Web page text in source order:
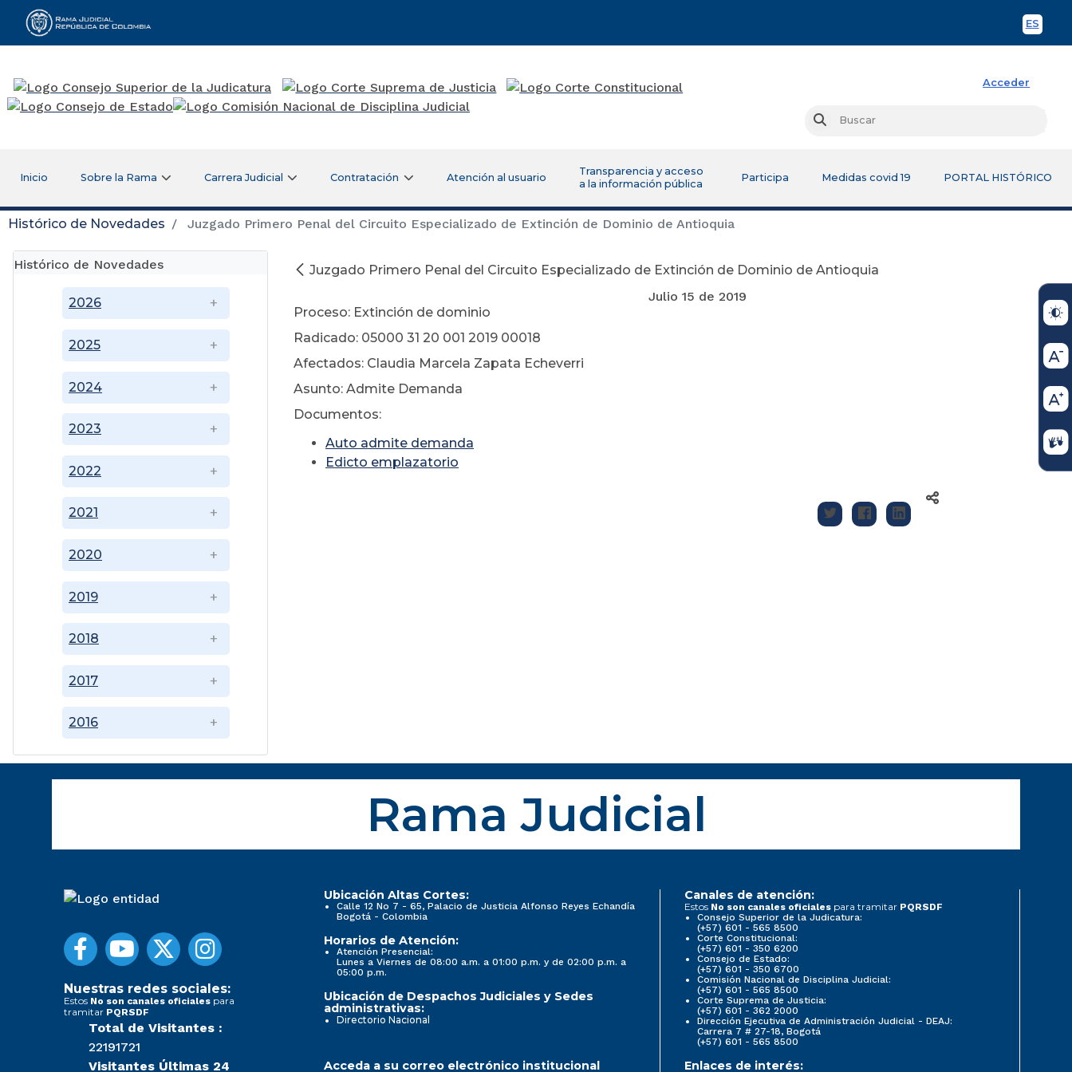
ES
Rama Judicial
Acceder
Buscar
Inicio Sobre la Rama Carrera Judicial Contratación Atención al usuario
Transparencia y acceso
a la información pública
Participa Medidas covid 19 PORTAL HISTÓRICO
Histórico de Novedades Juzgado Primero Penal del Circuito Especializado de Extinción de Dominio de Antioquia
Histórico de Novedades
2016
2017
2018
2019
2020
2021
2022
2023
2024
2025
2026
Juzgado Primero Penal del Circuito Especializado de Extinción de Dominio de Antioquia
Julio 15 de 2019
Proceso: Extinción de dominio
Radicado: 05000 31 20 001 2019 00018
Afectados: Claudia Marcela Zapata Echeverri
Asunto: Admite Demanda
Documentos:
Auto admite demanda
Edicto emplazatorio
Rama Judicial
Nuestras redes sociales:
Estos No son canales oficiales para
tramitar PQRSDF
Total de Visitantes :
22191721
Visitantes Últimas 24
Ubicación Altas Cortes:
Calle 12 No 7 - 65, Palacio de Justicia Alfonso Reyes Echandía
Bogotá - Colombia
Horarios de Atención:
Atención Presencial:
Lunes a Viernes de 08:00 a.m. a 01:00 p.m. y de 02:00 p.m. a
05:00 p.m.
Ubicación de Despachos Judiciales y Sedes
administrativas:
Directorio Nacional
Canales de atención:
Estos No son canales oficiales para tramitar PQRSDF
Consejo Superior de la Judicatura:
(+57) 601 - 565 8500
Corte Constitucional:
(+57) 601 - 350 6200
Consejo de Estado:
(+57) 601 - 350 6700
Comisión Nacional de Disciplina Judicial:
(+57) 601 - 565 8500
Corte Suprema de Justicia:
(+57) 601 - 362 2000
Dirección Ejecutiva de Administración Judicial - DEAJ:
Carrera 7 # 27-18, Bogotá
(+57) 601 - 565 8500
Acceda a su correo electrónico institucional Enlaces de interés: